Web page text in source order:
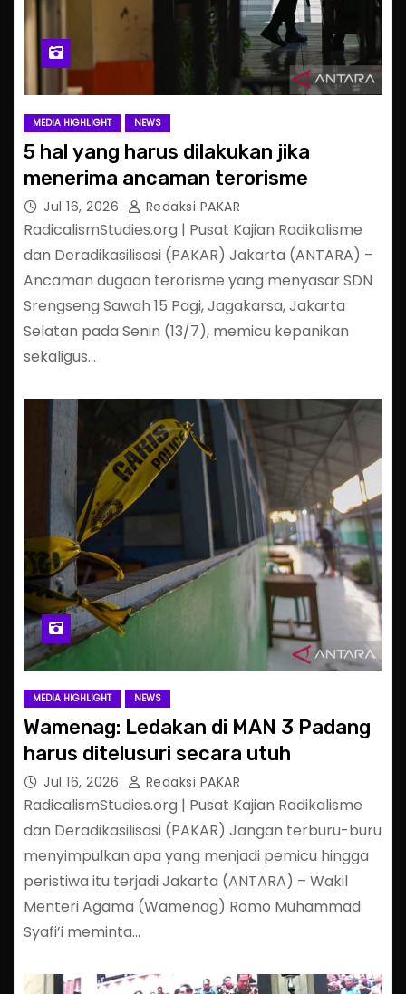
MEDIA HIGHLIGHT NEWS
5 hal yang harus dilakukan jika
menerima ancaman terorisme
Jul 16, 2026 Redaksi PAKAR
RadicalismStudies.org | Pusat Kajian Radikalisme
dan Deradikasilisasi (PAKAR) Jakarta (ANTARA) –
Ancaman dugaan terorisme yang menyasar SDN
Srengseng Sawah 15 Pagi, Jagakarsa, Jakarta
Selatan pada Senin (13/7), memicu kepanikan
sekaligus…
MEDIA HIGHLIGHT NEWS
Wamenag: Ledakan di MAN 3 Padang
harus ditelusuri secara utuh
Jul 16, 2026 Redaksi PAKAR
RadicalismStudies.org | Pusat Kajian Radikalisme
dan Deradikasilisasi (PAKAR) Jangan terburu-buru
menyimpulkan apa yang menjadi pemicu hingga
peristiwa itu terjadi Jakarta (ANTARA) – Wakil
Menteri Agama (Wamenag) Romo Muhammad
Syafi’i meminta…